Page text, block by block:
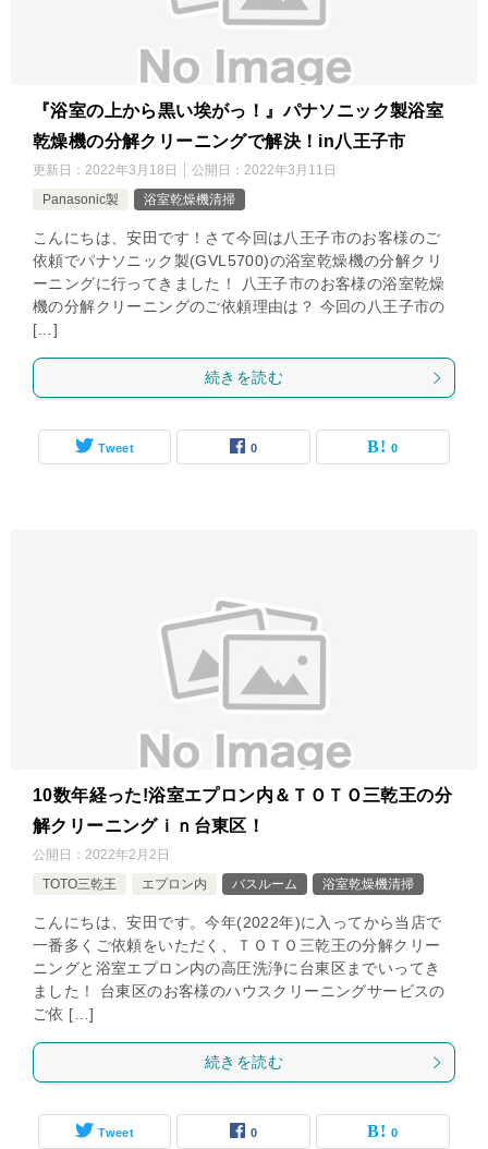
『浴室の上から黒い埃がっ！』パナソニック製浴室
乾燥機の分解クリーニングで解決！in八王子市
更新日： 2022年3月18日 公開日： 2022年3月11日
Panasonic製
浴室乾燥機清掃
こんにちは、安田です！さて今回は八王子市のお客様のご
依頼でパナソニック製(GVL5700)の浴室乾燥機の分解クリ
ーニングに行ってきました！ 八王子市のお客様の浴室乾燥
機の分解クリーニングのご依頼理由は？ 今回の八王子市の
[…]
続きを読む
Tweet 0 0
10数年経った!浴室エプロン内＆ＴＯＴＯ三乾王の分
解クリーニングｉｎ台東区！
公開日： 2022年2月2日
TOTO三乾王
エプロン内 バスルーム 浴室乾燥機清掃
こんにちは、安田です。今年(2022年)に入ってから当店で
一番多くご依頼をいただく、ＴＯＴＯ三乾王の分解クリー
ニングと浴室エプロン内の高圧洗浄に台東区までいってき
ました！ 台東区のお客様のハウスクリーニングサービスの
ご依 […]
続きを読む
Tweet 0 0